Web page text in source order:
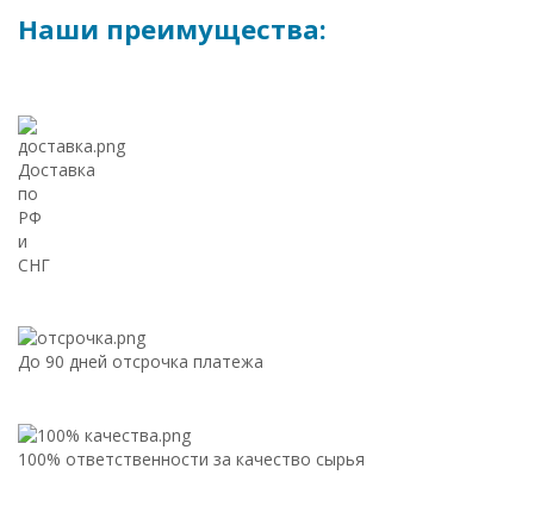
Наши преимущества:
Доставка
по
РФ
и
СНГ
До 90 дней отсрочка платежа
100% ответственности за качество сырья